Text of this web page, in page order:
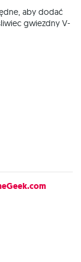
aby dodać
gwiezdny V-